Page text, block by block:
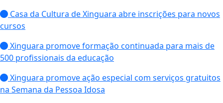
Casa da Cultura de Xinguara abre inscrições para novos
cursos
Xinguara promove formação continuada para mais de
500 profissionais da educação
Xinguara promove ação especial com serviços gratuitos
na Semana da Pessoa Idosa